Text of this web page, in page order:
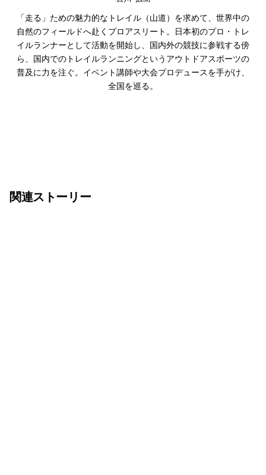
「走る」ための魅力的なトレイル（山道）を求めて、世界中の
自然のフィールドへ赴くプロアスリート。日本初のプロ・トレ
イルランナーとして活動を開始し、国内外の競技に参戦する傍
ら、国内でのトレイルランニングというアウトドアスポーツの
普及に力を注ぐ。イベント講師や大会プロデュースを手がけ、
全国を巡る。
関連ストーリー